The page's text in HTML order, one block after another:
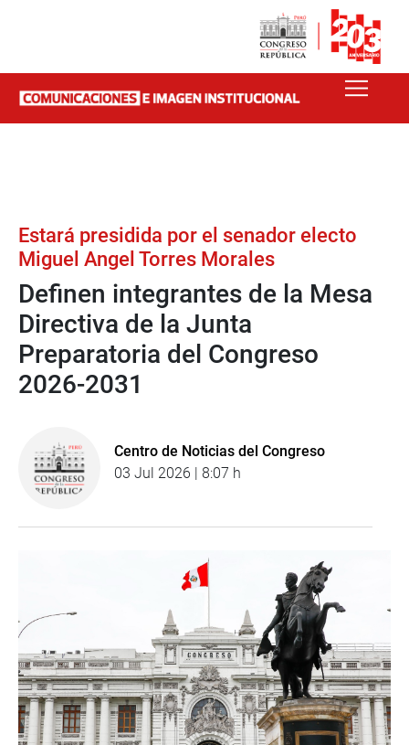
Estará presidida por el senador electo
Miguel Angel Torres Morales
Definen integrantes de la Mesa
Directiva de la Junta
Preparatoria del Congreso
2026-2031
Centro de Noticias del Congreso
03 Jul 2026 | 8:07 h